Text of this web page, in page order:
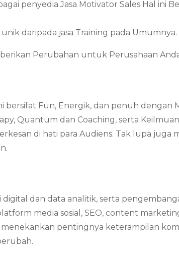
penyedia Jasa Motivator Sales Hal ini
daripada jasa Training pada Umumnya.
Perubahan untuk Perusahaan
Fun, Energik, dan penuh dengan
Quantum dan Coaching, serta
di hati para Audiens. Tak lupa
dan data analitik, serta
media sosial, SEO, content
pentingnya keterampilan